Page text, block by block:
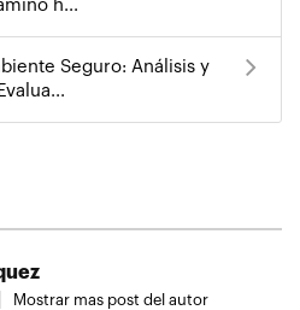
h...
Seguro: Análisis y
Evalua...
Mostrar mas post del autor